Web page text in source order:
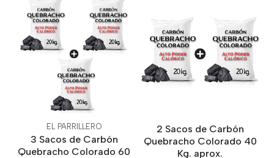
EL PARRILLERO
3 Sacos de Carbón
Quebracho Colorado 60
2 Sacos de Carbón
Quebracho Colorado 40
Kg. aprox.